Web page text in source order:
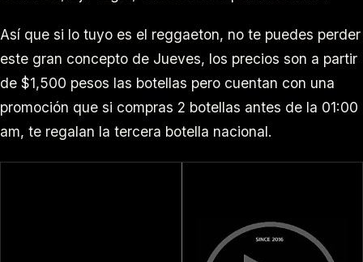
Así que si lo tuyo es el reggaeton, no te puedes perder
este gran concepto de Jueves, los precios son a partir
de $1,500 pesos las botellas pero cuentan con una
promoción que si compras 2 botellas antes de la 01:00
am, te regalan la tercera botella nacional.